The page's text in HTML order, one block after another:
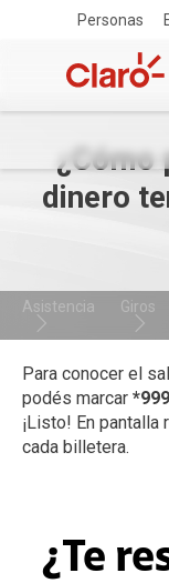
Personas
¿Cómo
dinero
Asistencia Giros
Para conocer el
podés marcar
¡Listo! En
cada billetera.
¿Te